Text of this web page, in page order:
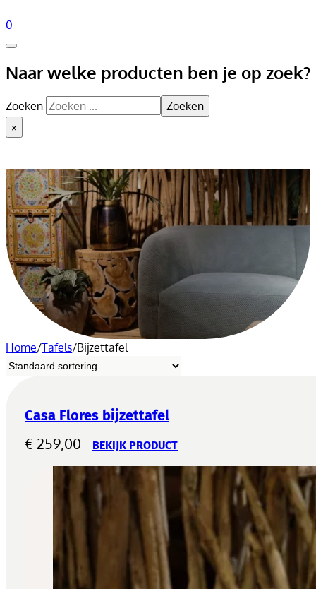
0
Naar welke producten ben je op zoek?
Zoeken
Zoeken
×
Home/Tafels/Bijzettafel
Casa Flores bijzettafel
€ 259,00 BEKIJK PRODUCT